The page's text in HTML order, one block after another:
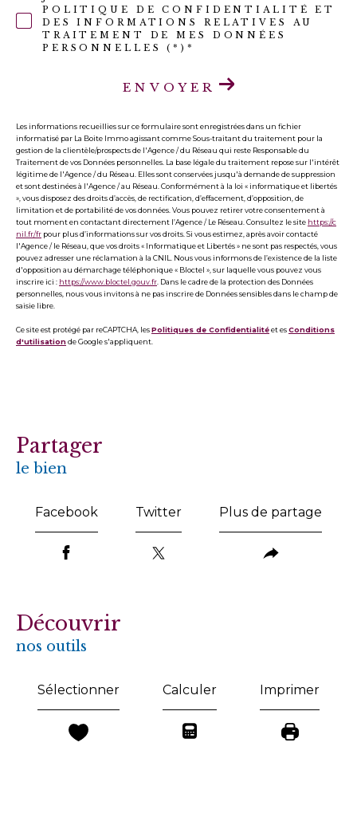
POLITIQUE DE CONFIDENTIALITÉ ET
DES INFORMATIONS RELATIVES AU
TRAITEMENT DE MES DONNÉES
PERSONNELLES (*)*
ENVOYER
Les informations recueillies sur ce formulaire sont enregistrées dans un fichier
informatisé par La Boite Immo agissant comme Sous-traitant du traitement pour la
gestion de la clientèle/prospects de l'Agence / du Réseau qui reste Responsable du
Traitement de vos Données personnelles. La base légale du traitement repose sur l'intérêt
légitime de l'Agence / du Réseau. Elles sont conservées jusqu'à demande de suppression
et sont destinées à l'Agence / au Réseau. Conformément à la loi « informatique et libertés
», vous disposez des droits d’accès, de rectification, d’effacement, d’opposition, de
limitation et de portabilité de vos données. Vous pouvez retirer votre consentement à
tout moment en contactant directement l’Agence / Le Réseau. Consultez le site https://c
nil.fr/fr pour plus d’informations sur vos droits. Si vous estimez, après avoir contacté
l'Agence / le Réseau, que vos droits « Informatique et Libertés » ne sont pas respectés, vous
pouvez adresser une réclamation à la CNIL. Nous vous informons de l’existence de la liste
d'opposition au démarchage téléphonique « Bloctel », sur laquelle vous pouvez vous
inscrire ici : https://www.bloctel.gouv.fr . Dans le cadre de la protection des Données
personnelles, nous vous invitons à ne pas inscrire de Données sensibles dans le champ de
saisie libre.
Ce site est protégé par reCAPTCHA, lesPolitiques de Confidentialitéet esConditions
d'utilisationde Google s'appliquent.
partager
le bien
Facebook Twitter Plus de partage
découvrir
nos outils
Sélectionner Calculer Imprimer